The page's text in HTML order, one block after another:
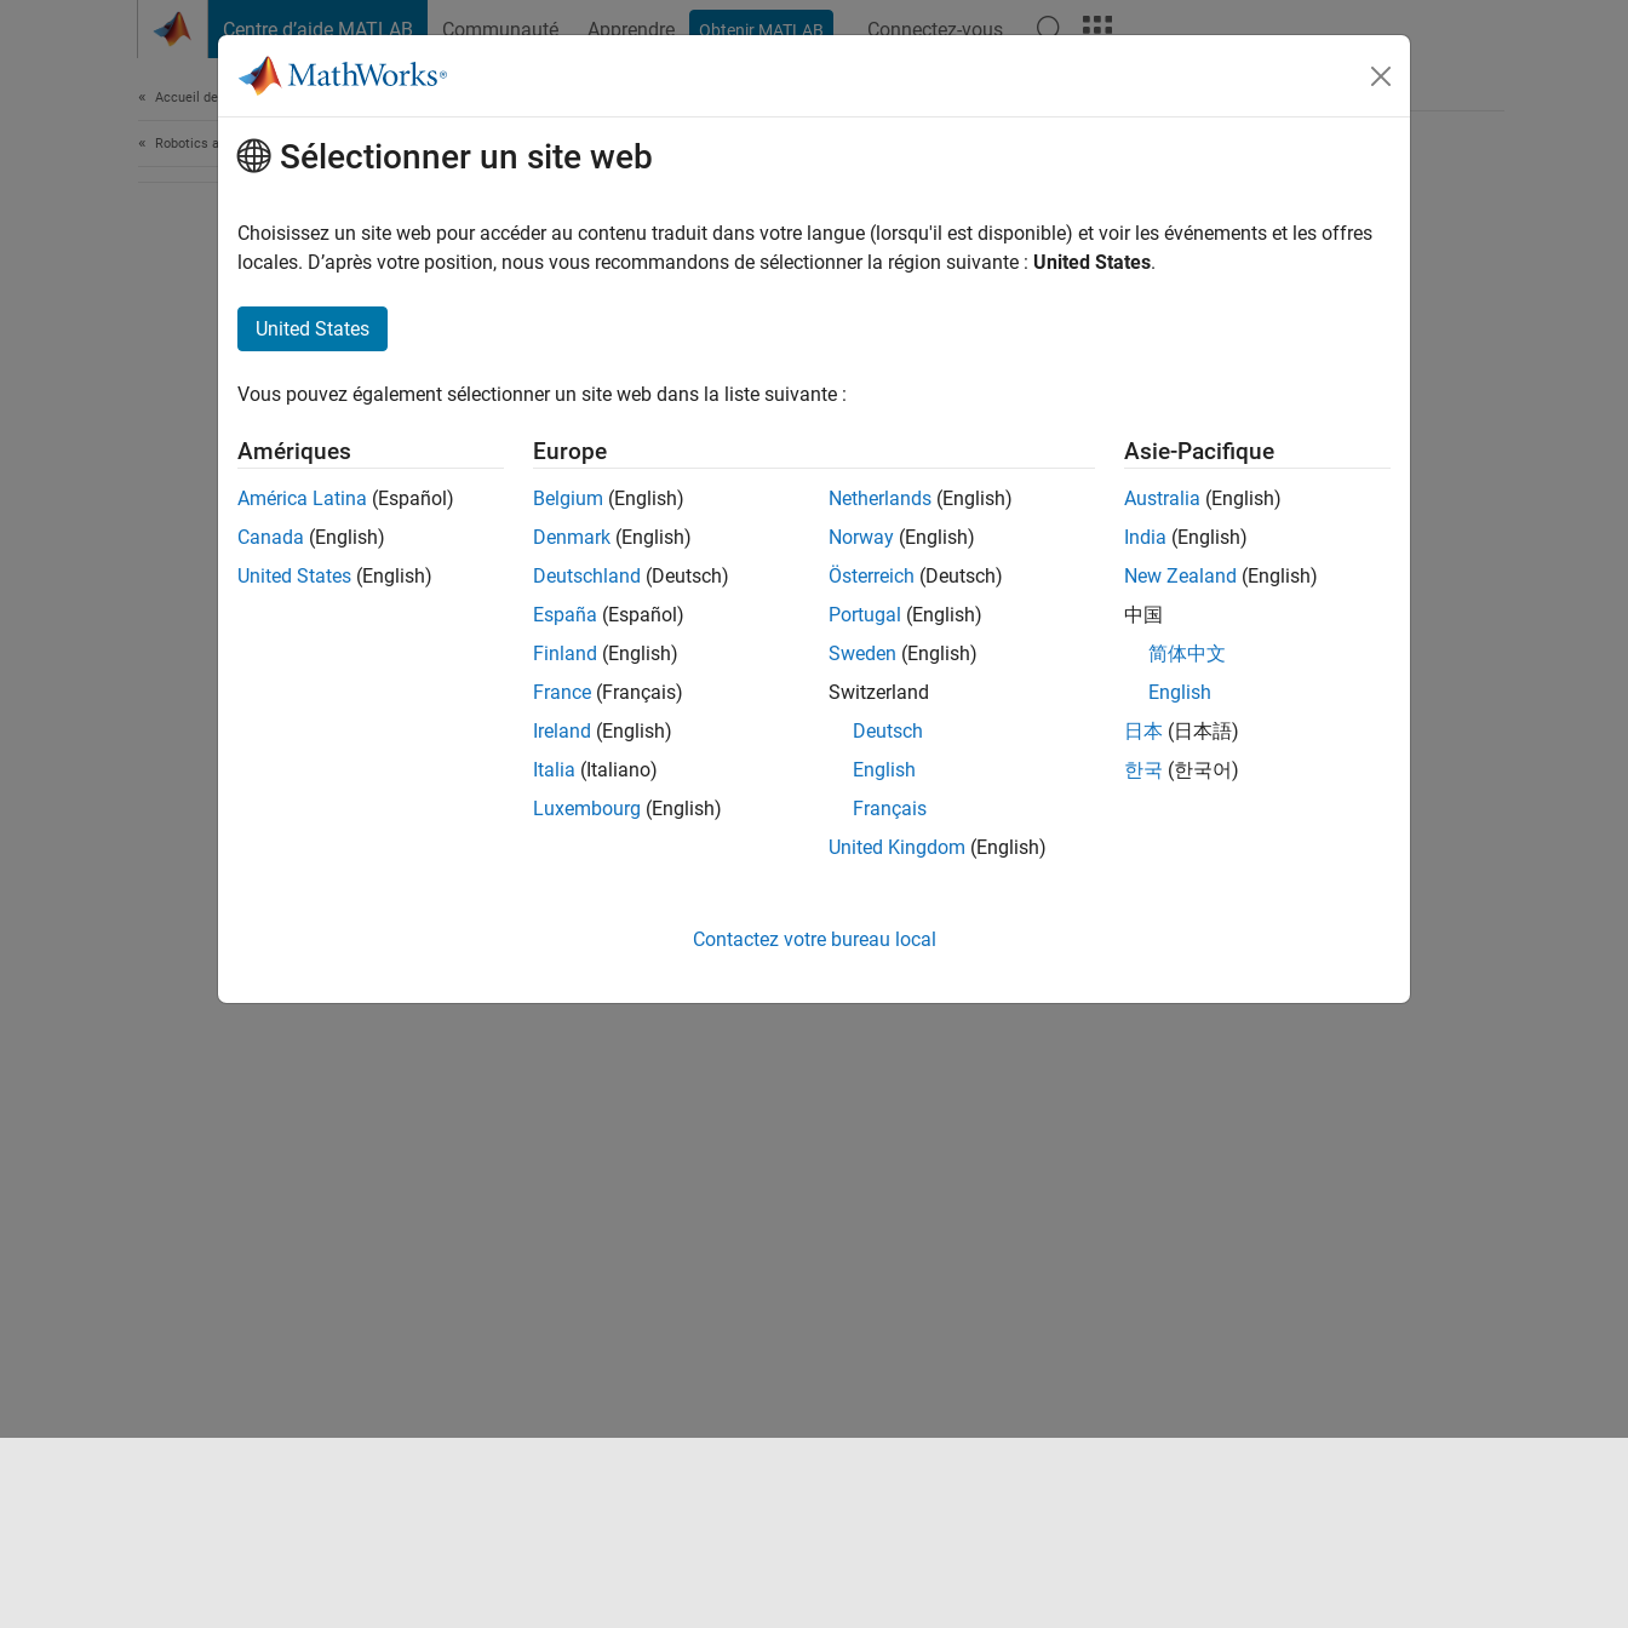
Centre d’aide MATLAB Communauté Apprendre Obtenir MATLAB Connectez-vous
Accueil de la documentation
Robotics and Autonomous Systems
How useful was this information?
Sélectionner un site web
Choisissez un site web pour accéder au contenu traduit dans votre langue (lorsqu'il est disponible) et voir les événements et les offres
locales. D’après votre position, nous vous recommandons de sélectionner la région suivante : United States.
United States
Vous pouvez également sélectionner un site web dans la liste suivante :
Amériques
América Latina (Español)
Canada (English)
United States (English)
Europe
Belgium (English)
Denmark (English)
Deutschland (Deutsch)
España (Español)
Finland (English)
France (Français)
Ireland (English)
Italia (Italiano)
Luxembourg (English)
Netherlands (English)
Norway (English)
Österreich (Deutsch)
Portugal (English)
Sweden (English)
Switzerland
Deutsch
English
Français
United Kingdom (English)
Asie-Pacifique
Australia (English)
India (English)
New Zealand (English)
中国
简体中文
English
日本 (日本語)
한국 (한국어)
Contactez votre bureau local